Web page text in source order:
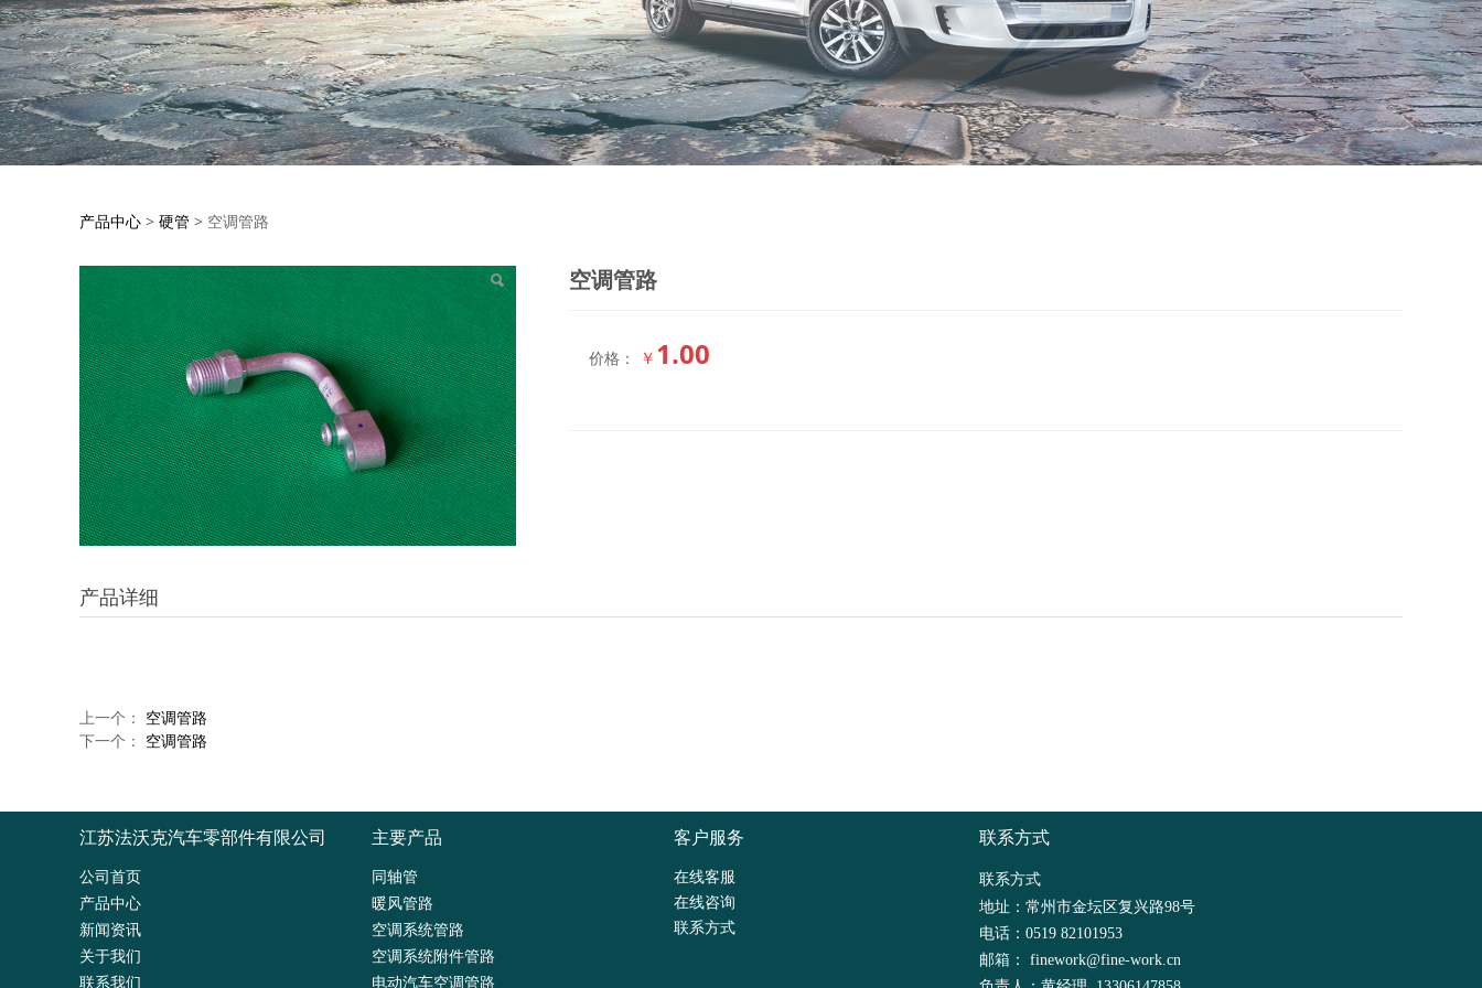
空调管路
产品中心 > 硬管 > 空调管路
空调管路
价格： ￥1.00
产品详细
上一个： 空调管路
下一个： 空调管路
江苏法沃克汽车零部件有限公司
公司首页
产品中心
新闻资讯
关于我们
联系我们
主要产品
同轴管
暖风管路
空调系统管路
空调系统附件管路
电动汽车空调管路
客户服务
在线客服
在线咨询
联系方式
联系方式
联系方式
地址：常州市金坛区复兴路98号
电话：0519 82101953
邮箱：
finework@fine-work.cn